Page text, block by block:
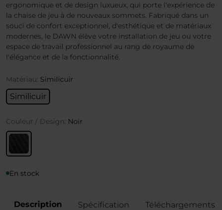
ergonomique et de design luxueux, qui porte l'expérience de
la chaise de jeu à de nouveaux sommets. Fabriqué dans un
souci de confort exceptionnel, d'esthétique et de matériaux
modernes, le DAWN élève votre installation de jeu ou votre
espace de travail professionnel au rang de royaume de
l'élégance et de la fonctionnalité.
Matériau: Similicuir
Similicuir
Couleur / Design: Noir
En stock
Description Spécification Téléchargements